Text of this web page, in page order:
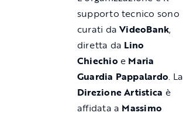
supporto tecnico sono
curati daVideoBank,
diretta da Lino
Chiechio e Maria
Guardia Pappalardo. La
Direzione Artistica è
affidata a Massimo